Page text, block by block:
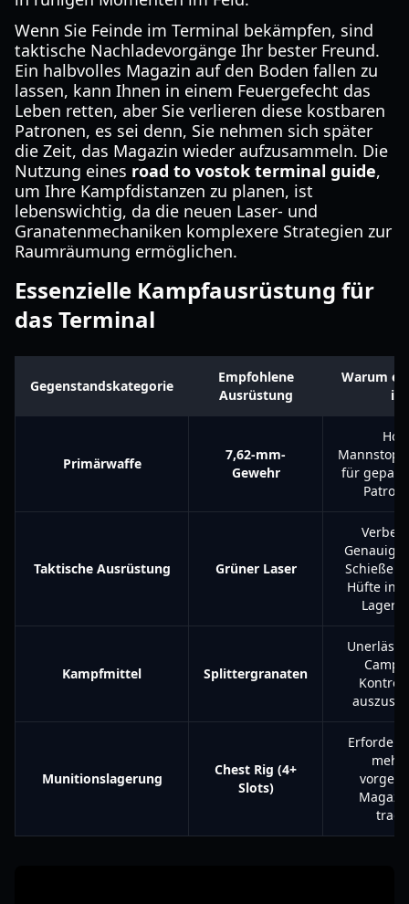
Wenn Sie Feinde im Terminal bekämpfen, sind
taktische Nachladevorgänge Ihr bester Freund.
Ein halbvolles Magazin auf den Boden fallen zu
lassen, kann Ihnen in einem Feuergefecht das
Leben retten, aber Sie verlieren diese kostbaren
Patronen, es sei denn, Sie nehmen sich später
die Zeit, das Magazin wieder aufzusammeln. Die
Nutzung eines road to vostok terminal guide,
um Ihre Kampfdistanzen zu planen, ist
lebenswichtig, da die neuen Laser- und
Granatenmechaniken komplexere Strategien zur
Raumräumung ermöglichen.
Essenzielle Kampfausrüstung für
das Terminal
Gegenstandskategorie
Empfohlene
Ausrüstung
Warum
ist
Primärwaffe
7,62-mm-
Gewehr
für
Taktische Ausrüstung Grüner Laser
Schießen
Hüfte in
Kampfmittel Splittergranaten
Munitionslagerung
Chest Rig (4+
Slots)